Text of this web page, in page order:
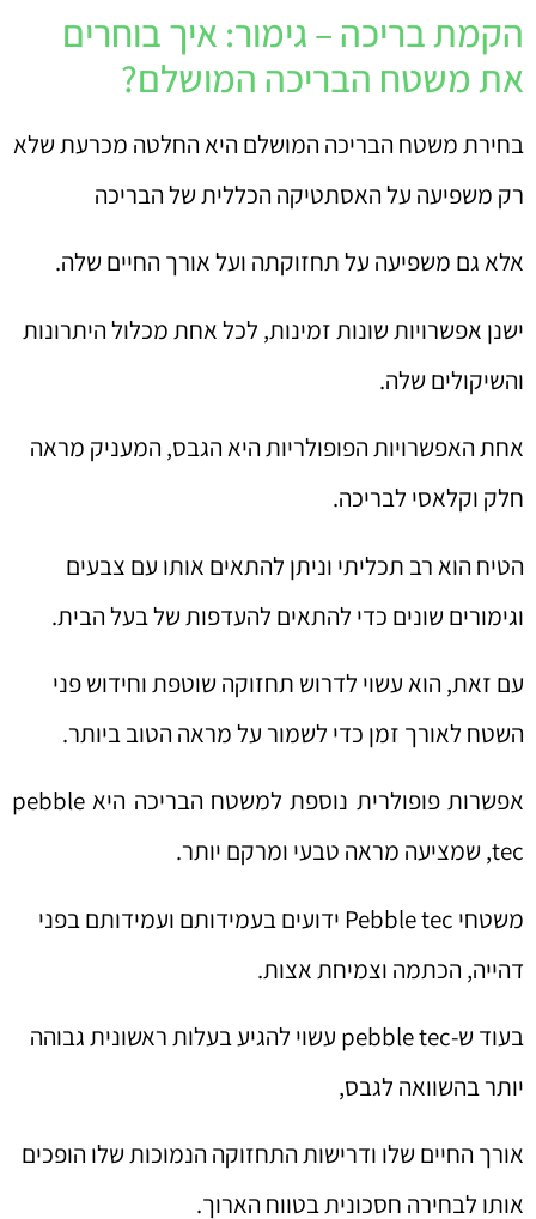
הקמת בריכה – גימור: איך בוחרים
את משטח הבריכה המושלם?
בחירת משטח הבריכה המושלם היא החלטה מכרעת שלא
רק משפיעה על האסתטיקה הכללית של הבריכה
אלא גם משפיעה על תחזוקתה ועל אורך החיים שלה.
ישנן אפשרויות שונות זמינות, לכל אחת מכלול היתרונות
והשיקולים שלה.
אחת האפשרויות הפופולריות היא הגבס, המעניק מראה
חלק וקלאסי לבריכה.
הטיח הוא רב תכליתי וניתן להתאים אותו עם צבעים
וגימורים שונים כדי להתאים להעדפות של בעל הבית.
עם זאת, הוא עשוי לדרוש תחזוקה שוטפת וחידוש פני
השטח לאורך זמן כדי לשמור על מראה הטוב ביותר.
אפשרות פופולרית נוספת למשטח הבריכה היא pebble
tec, שמציעה מראה טבעי ומרקם יותר.
משטחי Pebble tec ידועים בעמידותם ועמידותם בפני
דהייה, הכתמה וצמיחת אצות.
בעוד ש-pebble tec עשוי להגיע בעלות ראשונית גבוהה
יותר בהשוואה לגבס,
אורך החיים שלו ודרישות התחזוקה הנמוכות שלו הופכים
אותו לבחירה חסכונית בטווח הארוך.